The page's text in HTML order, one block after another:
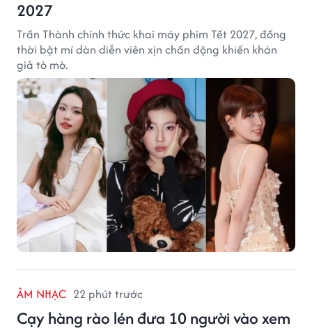
2027
Trấn Thành chính thức khai máy phim Tết 2027, đồng
thời bật mí dàn diễn viên xịn chấn động khiến khán
giả tò mò.
ÂM NHẠC 22 phút trước
Cạy hàng rào lén đưa 10 người vào xem